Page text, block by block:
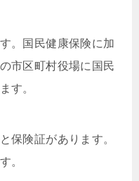
。国民健康保険に加
市区町村役場に国民
す。
保険証があります。
。